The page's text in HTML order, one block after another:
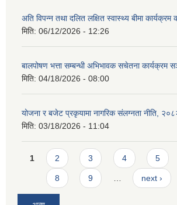
अति विपन्न तथा दलित लक्षित स्वास्थ्य बीमा कार्यक्रम
मिति: 06/12/2026 - 12:26
बालपोषण भत्ता सम्बन्धी अभिभावक सचेतना कार्यक्रम
मिति: 04/18/2026 - 08:00
योजना र बजेट प्रकृयामा नागरिक संलग्नता नीति,
मिति: 03/18/2026 - 11:04
Pages
1 2 3 4 5
8 9 next ›